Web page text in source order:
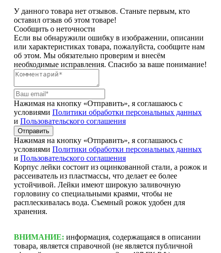
У данного товара нет отзывов. Станьте первым, кто
оставил отзыв об этом товаре!
Сообщить о неточности
Если вы обнаружили ошибку в изображении, описании
или характеристиках товара, пожалуйста, сообщите нам
об этом. Мы обязательно проверим и внесём
необходимые исправления. Спасибо за ваше понимание!
Нажимая на кнопку «Отправить», я соглашаюсь с
условиями Политики обработки персональных данных
и Пользовательского соглашения
Отправить
Нажимая на кнопку «Отправить», я соглашаюсь с
условиями Политики обработки персональных данных
и Пользовательского соглашения
Корпус лейки состоит из оцинкованной стали, а рожок и
рассеиватель из пластмассы, что делает ее более
устойчивой. Лейки имеют широкую заливочную
горловину со специальными краями, чтобы не
расплескивалась вода. Съемный рожок удобен для
хранения.
ВНИМАНИЕ: информация, содержащаяся в описании
товара, является справочной (не является публичной